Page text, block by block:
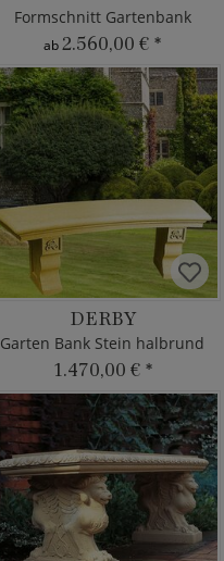
Formschnitt Gartenbank
ab2.560,00 € *
DERBY
Garten Bank Stein halbrund
1.470,00 € *